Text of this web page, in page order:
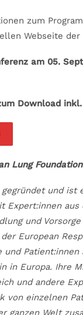
zum
Webseite der
am 05.
Download
Lung
und ist
Expert:innen aus
und
European
und
in Europa. Ihre
und andere
von einzelnen
ganzen Welt